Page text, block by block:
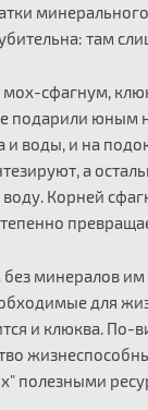
там
сфагнум,
подарили юным
и воды, и на
а
Корней
минералов
для
и клюква.
полезными